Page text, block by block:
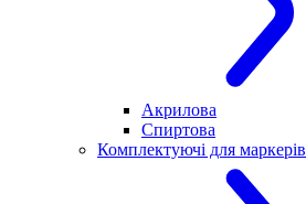
Акрилова
Спиртова
Комплектуючі для маркерів